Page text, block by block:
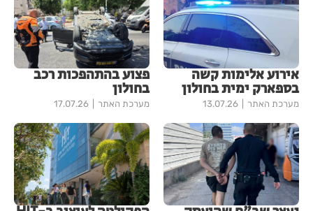
אירוע אלימות קשה
בספארק ימית בחולון
מערכת האתר 13.07.26
פצוע בהתהפכות רכב
בחולון
מערכת האתר 17.07.26